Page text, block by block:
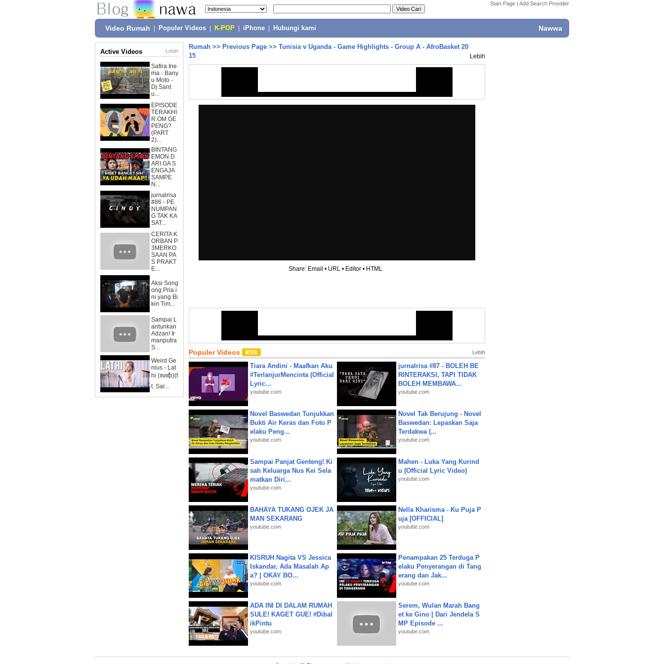
Start Page | Add Search Provider
Video Rumah Populer Videos K-POP iPhone Hubungi kami Nawwa
Active Videos Lebih
Safira Ine
ma - Bany
u Moto -
Dj Sant
u...
EPISODE
TERAKHI
R OM GE
PENG?
(PART
2)...
BINTANG
EMON D
ARI GA S
ENGAJA
SAMPE
N...
jurnalrisa
#86 - PE
NUMPAN
G TAK KA
SAT...
CERITA K
ORBAN P
3MERKO
SAAN PA
S PRAKT
E...
Aksi Song
ong Pria i
ni yang Bi
kin Tim...
Sampai L
antunkan
Adzan! Ir
manputra
S...
Weird Ge
nius - Lat
hi (ꦭꦛꦶ)(f
t. Sar...
Rumah >> Previous Page >> Tunisia v Uganda - Game Highlights - Group A - AfroBasket 20
15
Lebih
Share: Email • URL • Editor • HTML
Populer Videos Lebih
Tiara Andini - Maafkan Aku
#TerlanjurMencinta (Official
Lyric...
youtube.com
jurnalrisa #87 - BOLEH BE
RINTERAKSI, TAPI TIDAK
BOLEH MEMBAWA...
youtube.com
Novel Baswedan Tunjukkan
Bukti Air Keras dan Foto P
elaku Peng...
youtube.com
Novel Tak Berujung - Novel
Baswedan: Lepaskan Saja
Terdakwa (...
youtube.com
Sampai Panjat Genteng! Ki
sah Keluarga Nus Kei Sela
matkan Diri...
youtube.com
Mahen - Luka Yang Kurind
u (Official Lyric Video)
youtube.com
BAHAYA TUKANG OJEK JA
MAN SEKARANG
youtube.com
Nella Kharisma - Ku Puja P
uja [OFFICIAL]
youtube.com
KISRUH Nagita VS Jessica
Iskandar, Ada Masalah Ap
a? | OKAY BO...
youtube.com
Penampakan 25 Terduga P
elaku Penyerangan di Tang
erang dan Jak...
youtube.com
ADA INI DI DALAM RUMAH
SULE! KAGET GUE! #Dibal
ikPintu
youtube.com
Serem, Wulan Marah Bang
et ke Gino | Dari Jendela S
MP Episode ...
youtube.com